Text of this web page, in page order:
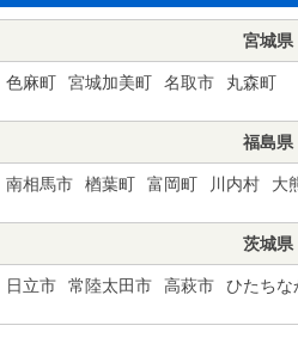
宮城県
色麻町 宮城加美町 名取市 丸森町
福島県
南相馬市 楢葉町 富岡町 川内村 大
茨城県
日立市 常陸太田市 高萩市 ひたちな